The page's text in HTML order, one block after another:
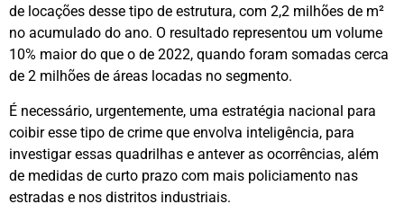
de locações desse tipo de estrutura, com 2,2 milhões de m²
no acumulado do ano. O resultado representou um volume
10% maior do que o de 2022, quando foram somadas cerca
de 2 milhões de áreas locadas no segmento.
É necessário, urgentemente, uma estratégia nacional para
coibir esse tipo de crime que envolva inteligência, para
investigar essas quadrilhas e antever as ocorrências, além
de medidas de curto prazo com mais policiamento nas
estradas e nos distritos industriais.